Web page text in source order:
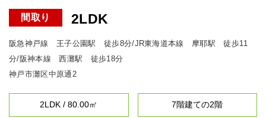
間取り 2LDK
阪急神戸線 王子公園駅 徒歩8分/JR東海道本線 摩耶駅 徒歩11
分/阪神本線 西灘駅 徒歩18分
神戸市灘区中原通2
2LDK / 80.00㎡ 7階建ての2階